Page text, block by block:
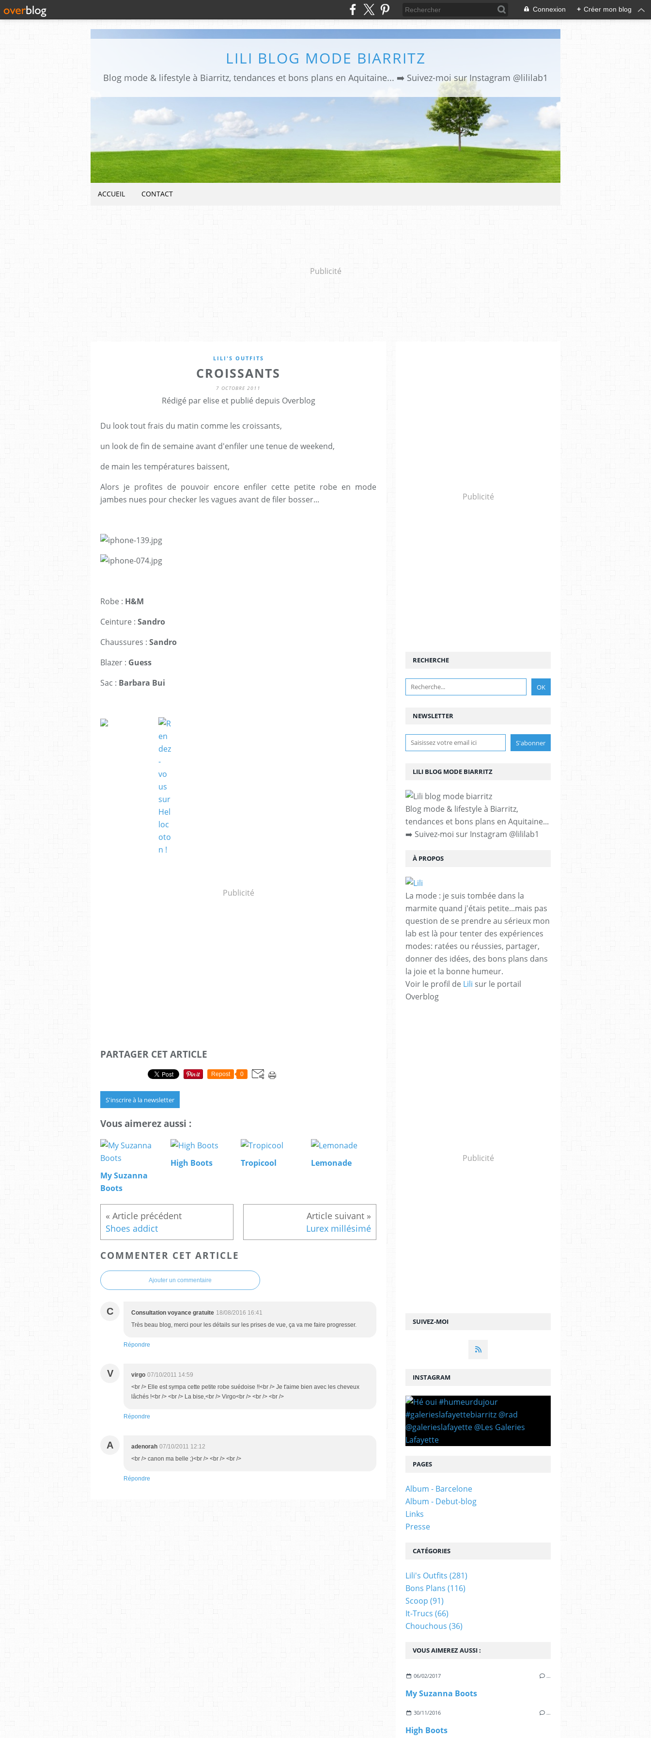
Connexion + Créer mon blog
LILI BLOG MODE BIARRITZ
Blog mode & lifestyle à Biarritz, tendances et bons plans en Aquitaine... ➡️ Suivez-moi sur Instagram @lililab1
ACCUEIL CONTACT
Publicité
LILI'S OUTFITS
CROISSANTS
7 OCTOBRE 2011
Rédigé par elise et publié depuis Overblog
Du look tout frais du matin comme les croissants,
un look de fin de semaine avant d'enfiler une tenue de weekend,
de main les températures baissent,
Alors je profites de pouvoir encore enfiler cette petite robe en mode
jambes nues pour checker les vagues avant de filer bosser...
Robe : H&M
Ceinture : Sandro
Chaussures : Sandro
Blazer : Guess
Sac : Barbara Bui
Publicité
PARTAGER CET ARTICLE
Repost 0
S'inscrire à la newsletter
Vous aimerez aussi :
My Suzanna
Boots
High Boots Tropicool Lemonade
Shoes addict Lurex millésimé
COMMENTER CET ARTICLE
Ajouter un commentaire
C Consultation voyance gratuite 18/08/2016 16:41
Très beau blog, merci pour les détails sur les prises de vue, ça va me faire progresser.
Répondre
V virgo 07/10/2011 14:59
<br /> Elle est sympa cette petite robe suédoise !!<br /> Je t'aime bien avec les cheveux
lâchés !<br /> <br /> La bise,<br /> Virgo<br /> <br /> <br />
Répondre
A adenorah 07/10/2011 12:12
<br /> canon ma belle ;)<br /> <br /> <br />
Répondre
Publicité
NEWSLETTER
SUIVEZ-MOI
RECHERCHE
LILI BLOG MODE BIARRITZ
Blog mode & lifestyle à Biarritz,
tendances et bons plans en Aquitaine...
➡️ Suivez-moi sur Instagram @lililab1
À PROPOS
La mode : je suis tombée dans la
marmite quand j'étais petite...mais pas
question de se prendre au sérieux mon
lab est là pour tenter des expériences
modes: ratées ou réussies, partager,
donner des idées, des bons plans dans
la joie et la bonne humeur.
Voir le profil de Lili sur le portail
Overblog
Publicité
VOUS AIMEREZ AUSSI :
06/02/2017 …
My Suzanna Boots
30/11/2016 …
High Boots
INSTAGRAM
PAGES
Album - Barcelone
Album - Debut-blog
Links
Presse
CATÉGORIES
Lili's Outfits (281)
Bons Plans (116)
Scoop (91)
It-Trucs (66)
Chouchous (36)